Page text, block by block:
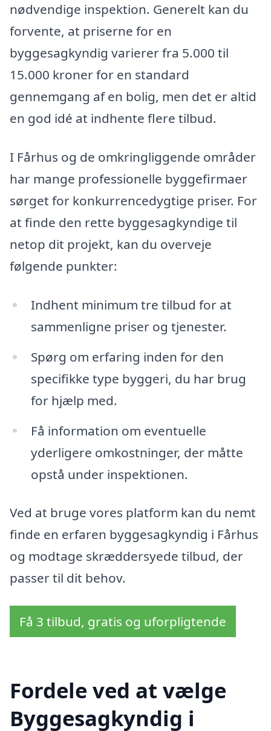
nødvendige inspektion. Generelt kan du
forvente, at priserne for en
byggesagkyndig varierer fra 5.000 til
15.000 kroner for en standard
gennemgang af en bolig, men det er altid
en god idé at indhente flere tilbud.
I Fårhus og de omkringliggende områder
har mange professionelle byggefirmaer
sørget for konkurrencedygtige priser. For
at finde den rette byggesagkyndige til
netop dit projekt, kan du overveje
følgende punkter:
Indhent minimum tre tilbud for at
sammenligne priser og tjenester.
Spørg om erfaring inden for den
specifikke type byggeri, du har brug
for hjælp med.
Få information om eventuelle
yderligere omkostninger, der måtte
opstå under inspektionen.
Ved at bruge vores platform kan du nemt
finde en erfaren byggesagkyndig i Fårhus
og modtage skræddersyede tilbud, der
passer til dit behov.
Få 3 tilbud, gratis og uforpligtende
Fordele ved at vælge
Byggesagkyndig i